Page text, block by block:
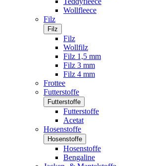
Wollfleece
Filz
Filz
Filz
Wollfilz
Filz 1,5 mm
Filz 3 mm
Filz 4 mm
Frottee
Futterstoffe
Futterstoffe
Futterstoffe
Acetat
Hosenstoffe
Hosenstoffe
Hosenstoffe
Bengaline